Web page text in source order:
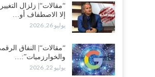
“مقالات“| زلزال
إلا الاصطفاف أو…
يوليو 26, 2026
“مقالات“| النفاق
والخوارزميات”:…
يوليو 22, 2026